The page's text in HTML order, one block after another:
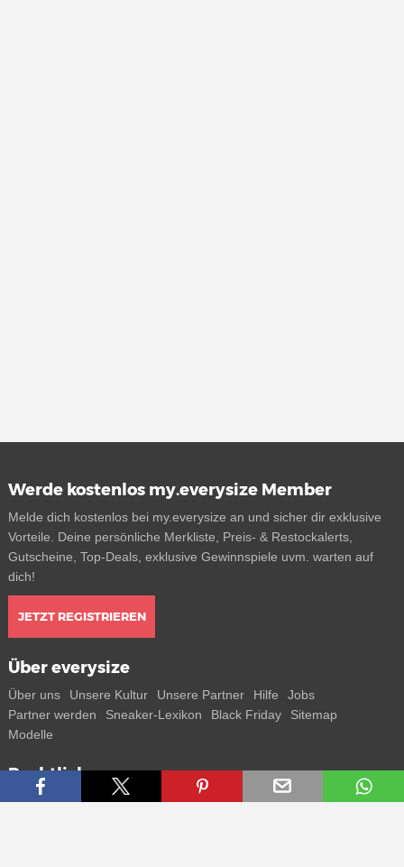
Werde kostenlos my.everysize Member
Melde dich kostenlos bei my.everysize an und sicher dir exklusive
Vorteile. Deine persönliche Merkliste, Preis- & Restockalerts,
Gutscheine, Top-Deals, exklusive Gewinnspiele uvm. warten auf
dich!
JETZT REGISTRIEREN
Über everysize
Über uns Unsere Kultur Unsere Partner Hilfe
Jobs
Partner werden
Sneaker-Lexikon Black Friday
Sitemap
Modelle
Rechtliches
AGB Datenschutz Impressum Kontakt